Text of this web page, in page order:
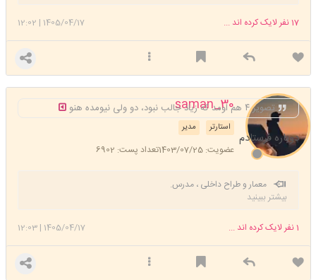
1405/04/17
|
12:02 17نفر لایک کرده اند ...
saman_30
مدیر استارتر
عضویت: 1403/07/25 تعداد پست: 6902
تصویر ۴ هم اومد که زیاد جالب نبود، دو ولی نیومده هنو
دوباره فرستادم
معمار و طراح داخلی ، مدرس.
بیشتر ببینید
1405/04/17
|
12:03 1نفر لایک کرده اند ...